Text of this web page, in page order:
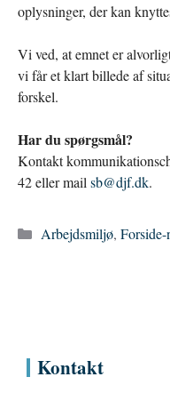
oplysninger, der kan
Vi ved, at emnet er
vi får et klart billede af
forskel.
Har du spørgsmål?
Kontakt
42 eller mail sb@djf.dk.
Kategorier
Arbejdsmiljø, Forside-
Kontakt